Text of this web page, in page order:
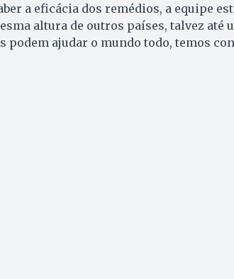
a eficácia dos remédios, a equipe
altura de outros países, talvez até
podem ajudar o mundo todo, temos